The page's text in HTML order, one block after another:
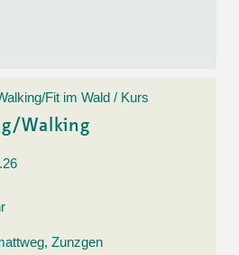
Fit im Wald / Kurs
Walking
Zunzgen